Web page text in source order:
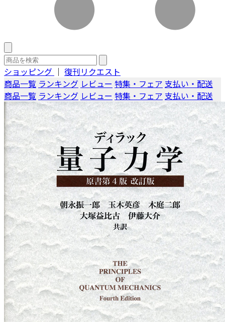
ショッピング ｜ 復刊リクエスト
商品一覧 ランキング レビュー 特集・フェア 支払い・配送
商品一覧 ランキング レビュー 特集・フェア 支払い・配送